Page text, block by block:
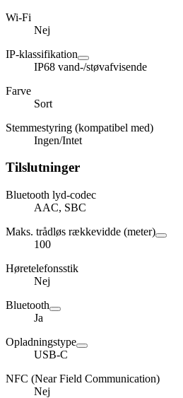
Wi-Fi
Nej
IP-klassifikation
IP68 vand-/støvafvisende
Farve
Sort
Stemmestyring (kompatibel med)
Ingen/Intet
Tilslutninger
Bluetooth lyd-codec
AAC, SBC
Maks. trådløs rækkevidde (meter)
100
Høretelefonsstik
Nej
Bluetooth
Ja
Opladningstype
USB-C
NFC (Near Field Communication)
Nej